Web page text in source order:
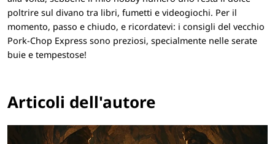
poltrire sul divano tra libri, fumetti e videogiochi. Per il
momento, passo e chiudo, e ricordatevi: i consigli del vecchio
Pork-Chop Express sono preziosi, specialmente nelle serate
buie e tempestose!
Articoli dell'autore